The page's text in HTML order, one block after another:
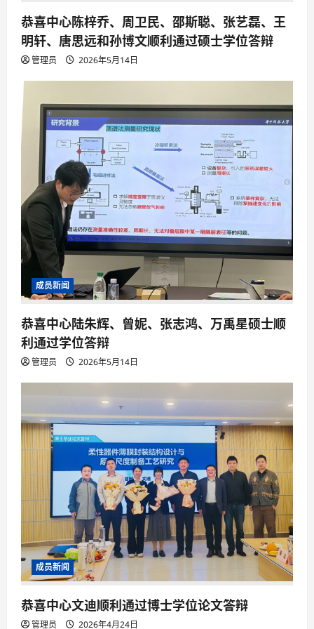
恭喜中心陈梓乔、周卫民、邵斯聪、张艺磊、王
明轩、唐思远和孙博文顺利通过硕士学位答辩
管理员 2026年5月14日
成员新闻
恭喜中心陆朱辉、曾妮、张志鸿、万禹星硕士顺
利通过学位答辩
管理员 2026年5月14日
成员新闻
恭喜中心文迪顺利通过博士学位论文答辩
管理员 2026年4月24日